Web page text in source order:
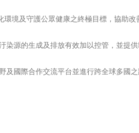
境及守護公眾健康之終極目標，協助改
染源的生成及排放有效加以控管，並提
及國際合作交流平台並進行跨全球多國之